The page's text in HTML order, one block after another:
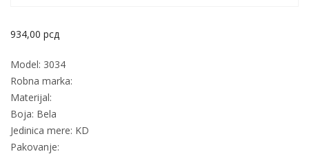
934,00 рсд
Model: 3034
Robna marka:
Materijal:
Boja: Bela
Jedinica mere: KD
Pakovanje: